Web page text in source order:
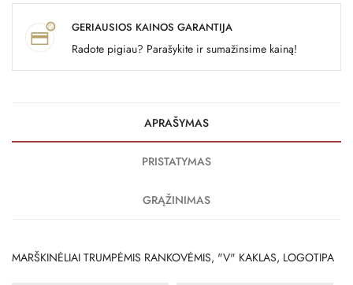
GERIAUSIOS KAINOS GARANTIJA
Radote pigiau? Parašykite ir sumažinsime kainą!
APRAŠYMAS
PRISTATYMAS
GRĄŽINIMAS
MARŠKINĖLIAI TRUMPĖMIS RANKOVĖMIS, "V" KAKLAS, LOGOTIPA